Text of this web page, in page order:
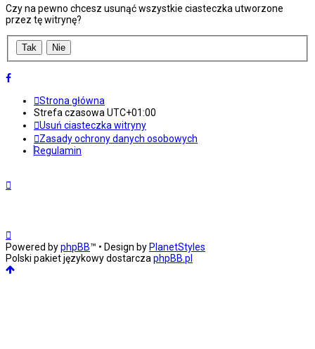
Czy na pewno chcesz usunąć wszystkie ciasteczka utworzone
przez tę witrynę?
Strona główna
Strefa czasowaUTC+01:00
Usuń ciasteczka witryny
Zasady ochrony danych osobowych
Regulamin
Powered byphpBB™ • Design by PlanetStyles
Polski pakiet językowy dostarczaphpBB.pl